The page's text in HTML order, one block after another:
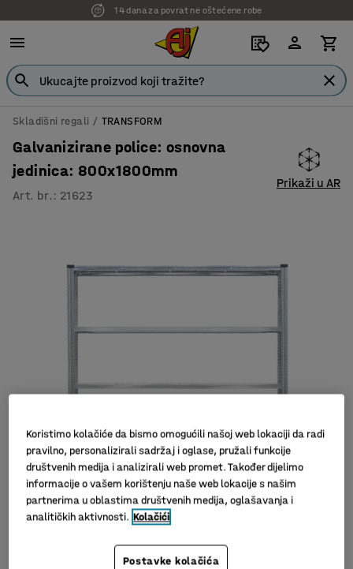
14 dana za povrat ne oštećene robe
Skladišni regali TRANSFORM
Galvanizirane police: osnovna
jedinica: 800x1800mm
Art. br. : 21623
Prikaži u AR
Koristimo kolačiće da bismo omogućili našoj web lokaciji da radi
pravilno, personalizirali sadržaj i oglase, pružali funkcije
društvenih medija i analizirali web promet. Također dijelimo
informacije o vašem korištenju naše web lokacije s našim
partnerima u oblastima društvenih medija, oglašavanja i
analitičkih aktivnosti. Kolačići
Postavke kolačića